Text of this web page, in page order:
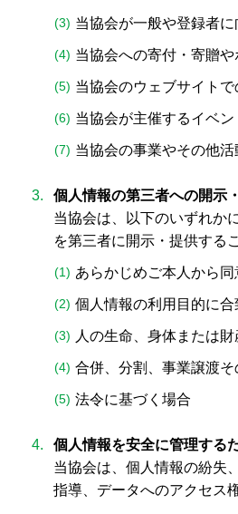
当協会が一般や登録者
当協会への寄付・寄贈
当協会のウェブサイト
当協会が主催するイベ
当協会の事業やその他
個人情報の第三者への開示
当協会は、以下のいずれか
を第三者に開示・提供する
あらかじめご本人から
個人情報の利用目的に
人の生命、身体または
合併、分割、事業譲渡
法令に基づく場合
個人情報を安全に管理する
当協会は、個人情報の紛失
指導、データへのアクセス